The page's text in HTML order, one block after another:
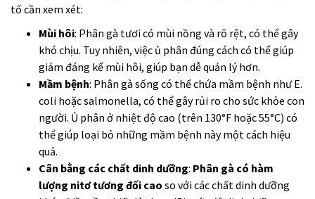
tố cần xem xét:
Mùi hôi: Phân gà tươi có mùi nồng và rõ rệt, có thể gây
khó chịu. Tuy nhiên, việc ủ phân đúng cách có thể giúp
giảm đáng kể mùi hôi, giúp bạn dễ quản lý hơn.
Mầm bệnh: Phân gà sống có thể chứa mầm bệnh như E.
coli hoặc salmonella, có thể gây rủi ro cho sức khỏe con
người. Ủ phân ở nhiệt độ cao (trên 130°F hoặc 55°C) có
thể giúp loại bỏ những mầm bệnh này một cách hiệu
quả.
Cân bằng các chất dinh dưỡng: Phân gà có hàm
lượng nitơ tương đối cao so với các chất dinh dưỡng